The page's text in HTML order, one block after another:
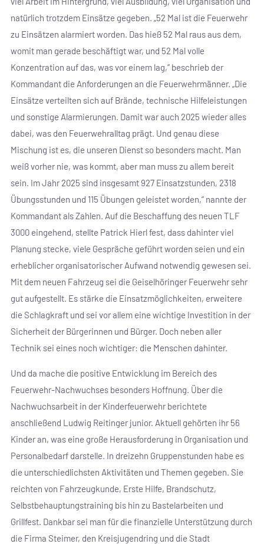
natürlich trotzdem Einsätze gegeben. „52 Mal ist die Feuerwehr
zu Einsätzen alarmiert worden. Das hieß 52 Mal raus aus dem,
womit man gerade beschäftigt war, und 52 Mal volle
Konzentration auf das, was vor einem lag,“ beschrieb der
Kommandant die Anforderungen an die Feuerwehrmänner. „Die
Einsätze verteilten sich auf Brände, technische Hilfeleistungen
und sonstige Alarmierungen. Damit war auch 2025 wieder alles
dabei, was den Feuerwehralltag prägt. Und genau diese
Mischung ist es, die unseren Dienst so besonders macht. Man
weiß vorher nie, was kommt, aber man muss zu allem bereit
sein. Im Jahr 2025 sind insgesamt 927 Einsatzstunden, 2318
Übungsstunden und 115 Übungen geleistet worden,“ nannte der
Kommandant als Zahlen. Auf die Beschaffung des neuen TLF
3000 eingehend, stellte Patrick Hierl fest, dass dahinter viel
Planung stecke, viele Gespräche geführt worden seien und ein
erheblicher organisatorischer Aufwand notwendig gewesen sei.
Mit dem neuen Fahrzeug sei die Geiselhöringer Feuerwehr sehr
gut aufgestellt. Es stärke die Einsatzmöglichkeiten, erweitere
die Schlagkraft und sei vor allem eine wichtige Investition in der
Sicherheit der Bürgerinnen und Bürger. Doch neben aller
Technik sei eines noch wichtiger: die Menschen dahinter.
Und da mache die positive Entwicklung im Bereich des
Feuerwehr-Nachwuchses besonders Hoffnung. Über die
Nachwuchsarbeit in der Kinderfeuerwehr berichtete
anschließend Ludwig Reitinger junior. Aktuell gehörten ihr 56
Kinder an, was eine große Herausforderung in Organisation und
Personalbedarf darstelle. In dreizehn Gruppenstunden habe es
die unterschiedlichsten Aktivitäten und Themen gegeben. Sie
reichten von Fahrzeugkunde, Erste Hilfe, Brandschutz,
Selbstbehauptungstraining bis hin zu Bastelarbeiten und
Grillfest. Dankbar sei man für die finanzielle Unterstützung durch
die Firma Steimer, den Kreisjugendring und die Stadt